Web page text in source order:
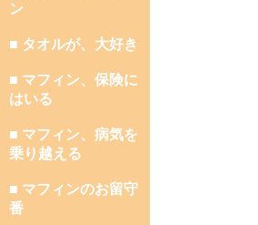
ン
■ タオルが、大好き
■ マフィン、保険に
はいる
■ マフィン、病気を
乗り越える
■ マフィンのお留守
番